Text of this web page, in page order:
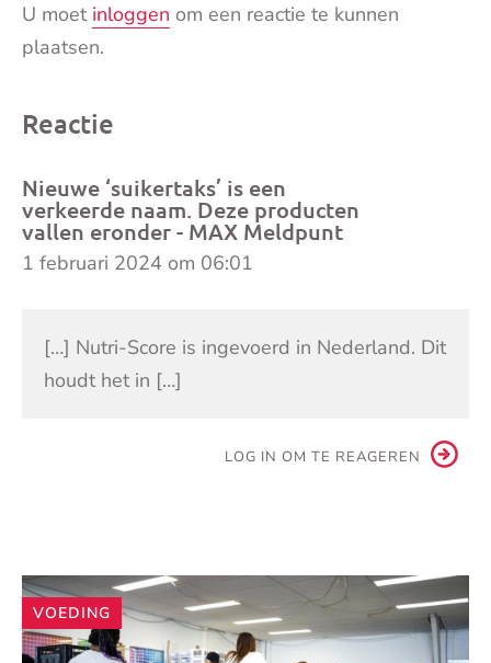
U moet inloggen om een reactie te kunnen
plaatsen.
Reactie
Nieuwe ‘suikertaks’ is een
verkeerde naam. Deze producten
vallen eronder - MAX Meldpunt
1 februari 2024 om 06:01
[…] Nutri-Score is ingevoerd in Nederland. Dit
houdt het in […]
LOG IN OM TE REAGEREN
Andere
artikelen
VOEDING